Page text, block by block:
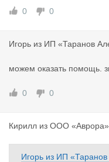
0 0
Игорь из ИП «Таранов
можем оказать помощь.
0 0
Кирилл из ООО «Аврора»
Игорь из ИП «Таранов